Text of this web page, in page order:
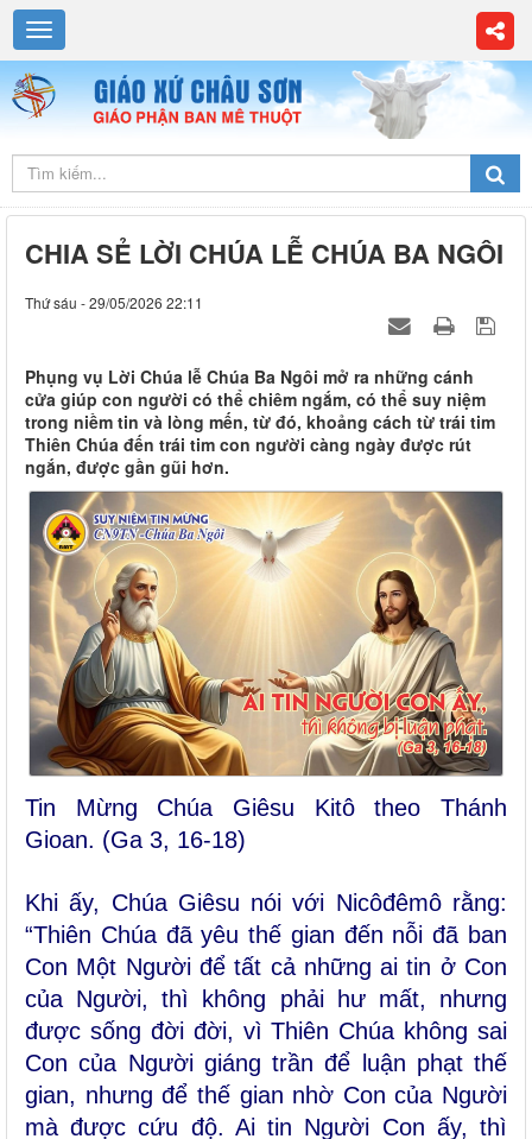
CHIA SẺ LỜI CHÚA LỄ CHÚA BA NGÔI
Thứ sáu - 29/05/2026 22:11
Phụng vụ Lời Chúa lễ Chúa Ba Ngôi mở ra những cánh
cửa giúp con người có thể chiêm ngắm, có thể suy niệm
trong niềm tin và lòng mến, từ đó, khoảng cách từ trái tim
Thiên Chúa đến trái tim con người càng ngày được rút
ngắn, được gần gũi hơn.
Tin Mừng Chúa Giêsu Kitô theo Thánh
Gioan. (Ga 3, 16-18)
Khi ấy, Chúa Giêsu nói với Nicôđêmô rằng:
“Thiên Chúa đã yêu thế gian đến nỗi đã ban
Con Một Người để tất cả những ai tin ở Con
của Người, thì không phải hư mất, nhưng
được sống đời đời, vì Thiên Chúa không sai
Con của Người giáng trần để luận phạt thế
gian, nhưng để thế gian nhờ Con của Người
mà được cứu độ. Ai tin Người Con ấy, thì